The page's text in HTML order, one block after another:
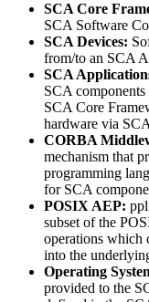
SCA Core
SCA Software
SCA Devices:
from/to an SCA
SCA
SCA
SCA Core
hardware via
CORBA
mechanism that
programming
for SCA
POSIX AEP:
subset of the
operations which
into the
Operating
provided to the